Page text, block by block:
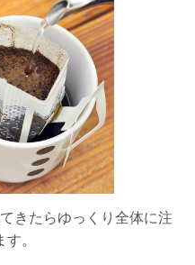
きたらゆっくり全体に注
す。